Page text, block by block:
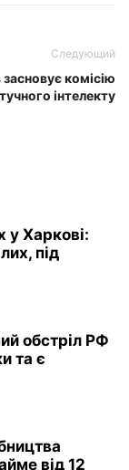
Следующий
комісію
інтелекту
у Харкові:
під
обстріл РФ
та є
від 12